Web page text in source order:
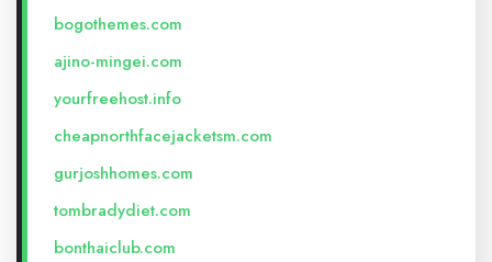
bogothemes.com
ajino-mingei.com
yourfreehost.info
cheapnorthfacejacketsm.com
gurjoshhomes.com
tombradydiet.com
bonthaiclub.com